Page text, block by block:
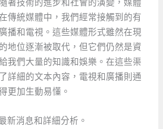
著技術的進步和社會的演變，媒體
傳統媒體中，我們經常接觸到的有
播和電視。這些媒體形式雖然在現
地位逐漸被取代，但它們仍然是資
我們大量的知識和娛樂。在這些渠
詳細的文本內容，電視和廣播則通
更加生動易懂。
新消息和詳細分析。